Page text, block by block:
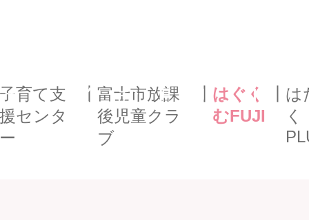
ぐくむFUJI
子育て支
援センタ
ー
┃富士市放課
後児童クラ
ブ
┃ はぐく
むFUJI
は
く